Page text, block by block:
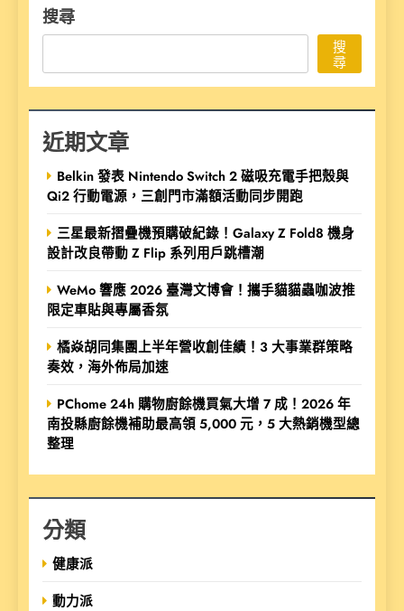
搜尋
搜
尋
近期文章
Belkin 發表 Nintendo Switch 2 磁吸充電手把殼與
Qi2 行動電源，三創門市滿額活動同步開跑
三星最新摺疊機預購破紀錄！Galaxy Z Fold8 機身
設計改良帶動 Z Flip 系列用戶跳槽潮
WeMo 響應 2026 臺灣文博會！攜手貓貓蟲咖波推
限定車貼與專屬香氛
橘焱胡同集團上半年營收創佳績！3 大事業群策略
奏效，海外佈局加速
PChome 24h 購物廚餘機買氣大增 7 成！2026 年
南投縣廚餘機補助最高領 5,000 元，5 大熱銷機型總
整理
分類
健康派
動力派